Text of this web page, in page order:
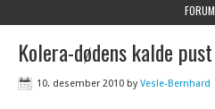
FORUM
Kolera-dødens kalde pust
10. desember 2010 byVesle-Bernhard